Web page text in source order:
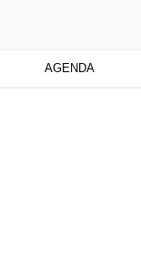
AGENDA